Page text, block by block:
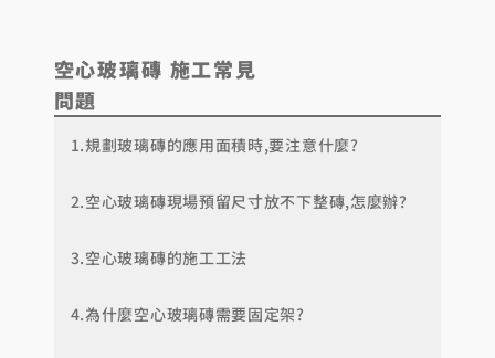
空心玻璃磚 施工常見
問題
1.規劃玻璃磚的應用面積時,要注意什麼?
2.空心玻璃磚現場預留尺寸放不下整磚,怎麼辦?
3.空心玻璃磚的施工工法
4.為什麼空心玻璃磚需要固定架?